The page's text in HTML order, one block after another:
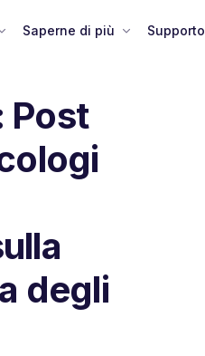
Saperne di più Supporto
Post
degli